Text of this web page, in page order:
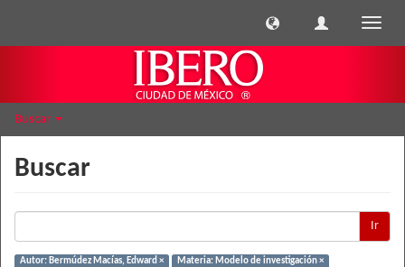
Buscar
Buscar
Ir
Autor: Bermúdez Macías, Edward ×
Materia: Modelo de investigación ×